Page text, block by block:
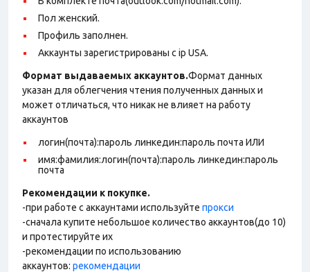
Пол женский.
Профиль заполнен.
Аккаунты зарегистрированы с ip USA.
Формат выдаваемых аккаунтов.Формат данных
указан для облегчения чтения полученных данных и
может отличаться, что никак не влияет на работу
аккаунтов
логин(почта):пароль линкедин:пароль почта ИЛИ
имя:фамилия:логин(почта):пароль линкедин:пароль
почта
Рекомендации к покупке.
-при работе с аккаунтами используйте прокси
-сначала купите небольшое количество аккаунтов(до 10)
и протестируйте их
-рекомендации по использованию
аккаунтов: рекомендации